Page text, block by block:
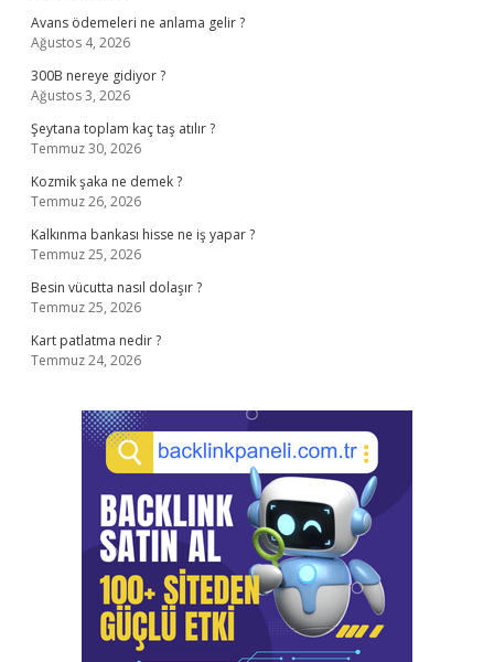
Avans ödemeleri ne anlama gelir ?
Ağustos 4, 2026
300B nereye gidiyor ?
Ağustos 3, 2026
Şeytana toplam kaç taş atılır ?
Temmuz 30, 2026
Kozmik şaka ne demek ?
Temmuz 26, 2026
Kalkınma bankası hisse ne iş yapar ?
Temmuz 25, 2026
Besin vücutta nasıl dolaşır ?
Temmuz 25, 2026
Kart patlatma nedir ?
Temmuz 24, 2026